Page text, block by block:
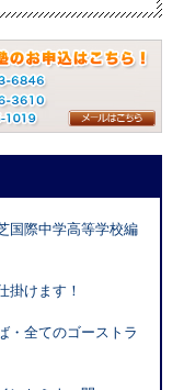
国際中学高等学校編
掛けます！
・全てのゴーストラ